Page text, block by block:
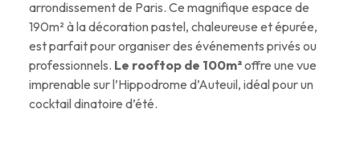
arrondissement de Paris. Ce magnifique espace de
190m² à la décoration pastel, chaleureuse et épurée,
est parfait pour organiser des événements privés ou
professionnels. Le rooftop de 100m²offre une vue
imprenable sur l’Hippodrome d’Auteuil, idéal pour un
cocktail dinatoire d’été.